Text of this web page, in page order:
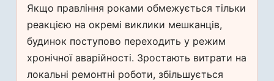
Якщо правління роками обмежується тільки
реакцією на окремі виклики мешканців,
будинок поступово переходить у режим
хронічної аварійності. Зростають витрати на
локальні ремонтні роботи, збільшується